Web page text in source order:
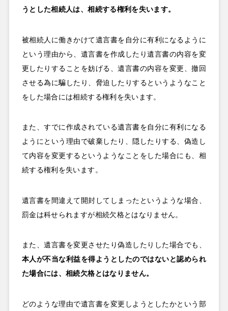
うとした相続人は、相続する権利を失います。
被相続人に働きかけて遺言書を自分に有利になるように
という理由から、遺言書を作成したり遺言書の内容を変
更したりすることを妨げる、遺言書の内容を変更、撤回
させる為に騙したり、脅迫したりするというようなこと
をした場合には相続する権利を失います。
また、すでに作成されている遺言書を自分に有利になる
ようにという理由で破棄したり、隠したりする、偽造し
て内容を変更するというようなことをした場合にも、相
続する権利を失います。
遺言書を間違えて開封してしまったというような場合、
罰金は科せられますが相続欠格とはなりません。
また、遺言書を変更させたり偽造したりした場合でも、
本人が不当な利益を得ようとしたのではないと認められ
た場合には、相続欠格とはなりません。
どのような理由で遺言書を変更しようとしたかという部